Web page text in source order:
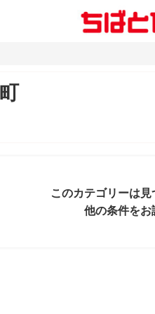
このカテゴリーは見
他の条件をお